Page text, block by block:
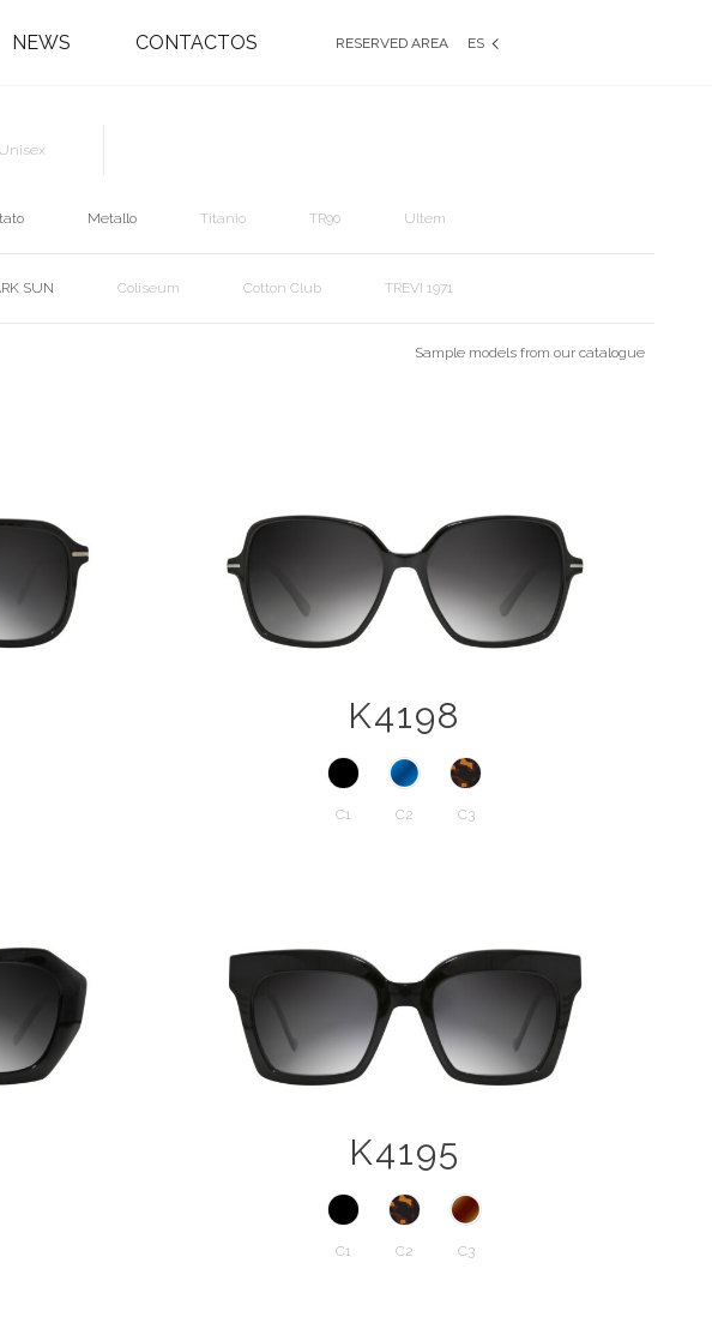
NEWS CONTACTOS RESERVED AREA ES
Unisex
Metallo Titanio TR90 Ultem
SUN Coliseum Cotton Club TREVI 1971
Sample models from our catalogue
K4198
C1 C2 C3
K4195
C1 C2 C3